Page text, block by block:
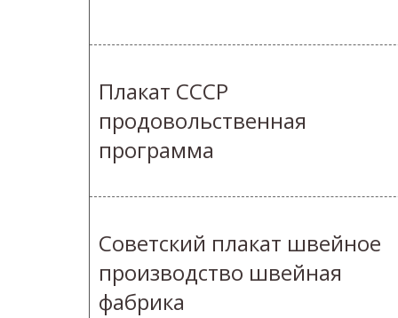
Плакат СССР
продовольственная
программа
Советский плакат швейное
производство швейная
фабрика